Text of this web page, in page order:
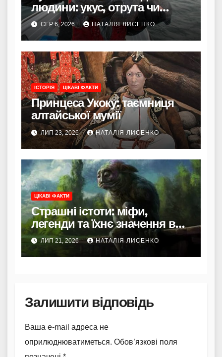
людини: укус, отрута чи
лише зовнішність
СЕР 6, 2026 НАТАЛІЯ ЛИСЕНКО
ІСТОРІЯ ЦІКАВІ ФАКТИ
Принцеса Укоку: таємниця
алтайської мумії
ЛИП 23, 2026 НАТАЛІЯ ЛИСЕНКО
ЦІКАВІ ФАКТИ
Страшні істоти: міфи,
легенди та їхнє значення в
культурі
ЛИП 21, 2026 НАТАЛІЯ ЛИСЕНКО
Залишити відповідь
Ваша e-mail адреса не
оприлюднюватиметься. Обов’язкові поля